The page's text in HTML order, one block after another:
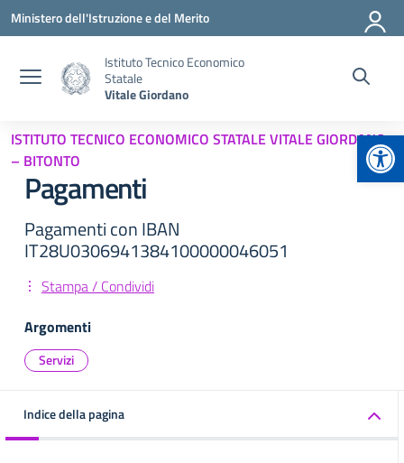
Vai ai contenuti
Vai al menu di navigazione
Vai al footer
Ministero dell'Istruzione e del Merito
Istituto Tecnico Economico
Statale
Vitale Giordano
ISTITUTO TECNICO ECONOMICO STATALE VITALE GIORDANO
– BITONTO
Pagamenti
Pagamenti con IBAN
IT28U0306941384100000046051
Stampa / Condividi
Argomenti
Servizi
Indice della pagina